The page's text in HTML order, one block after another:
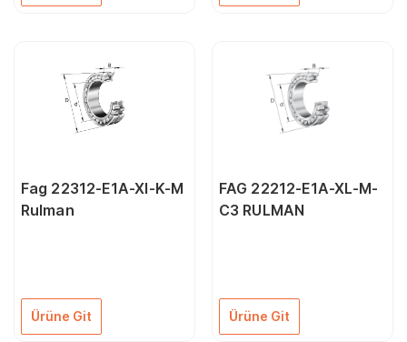
Fag 22312-E1A-Xl-K-M
Rulman
Ürüne Git
FAG 22212-E1A-XL-M-
C3 RULMAN
Ürüne Git